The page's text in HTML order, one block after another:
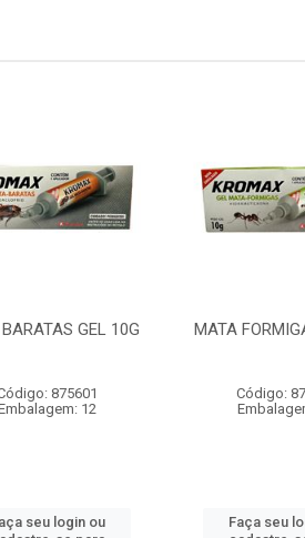
GEL 10G
875601
12
seu login ou
MATA
Código:
Faça seu